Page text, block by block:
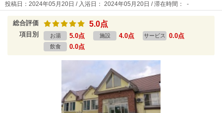
投稿日：2024年05月20日 / 入浴日： 2024年05月20日 / 滞在時間： -
総合評価 5.0点
項目別 お湯 5.0点 施設 4.0点 サービス 0.0点
飲食 0.0点